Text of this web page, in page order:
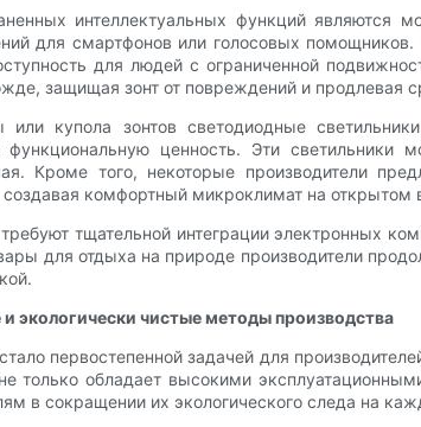
интеллектуальных функций являются
для смартфонов или голосовых помощников.
для людей с ограниченной
защищая зонт от повреждений и продлевая
купола зонтов светодиодные
функциональную ценность. Эти светильники
Кроме того, некоторые производители
создавая комфортный микроклимат на открытом
тщательной интеграции электронных
для отдыха на природе производители
и экологически чистые методы производства
первостепенной задачей для
только обладает высокими
в сокращении их экологического следа на